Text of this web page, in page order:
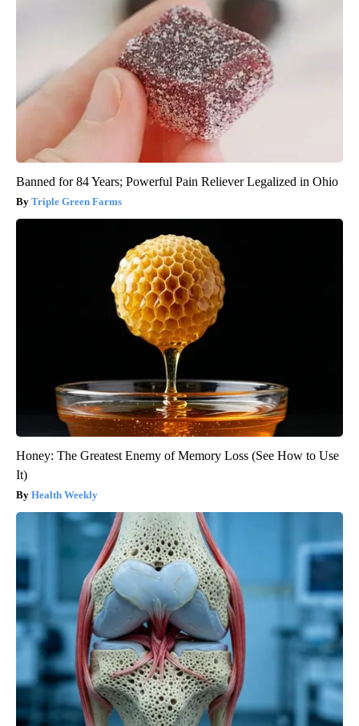
Banned for 84 Years; Powerful Pain Reliever Legalized in Ohio
Triple Green Farms
Honey: The Greatest Enemy of Memory Loss (See How to Use
It)
Health Weekly